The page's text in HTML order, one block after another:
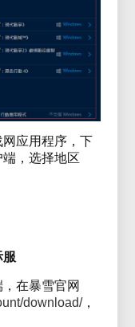
应用程序，下
，选择地区
服
在暴雪官网
download/，